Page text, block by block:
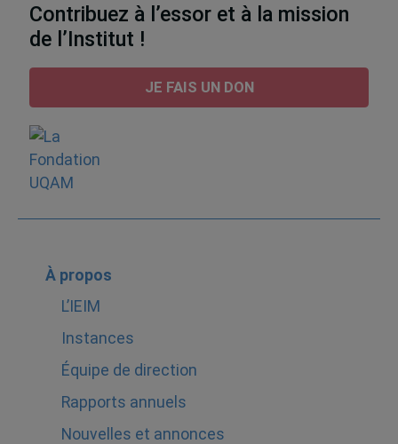
Contribuez à l’essor et à la mission
de l’Institut !
JE FAIS UN DON
À propos
L’IEIM
Instances
Équipe de direction
Rapports annuels
Nouvelles et annonces